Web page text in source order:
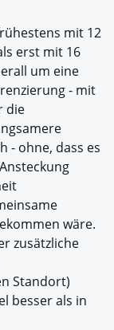
mit 12
erst mit 16
um eine
- mit
die
- ohne, dass es
wäre.
zusätzliche
Standort)
besser als in